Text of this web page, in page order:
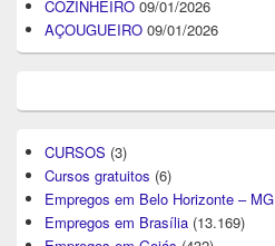
COZINHEIRO 09/01/2026
AÇOUGUEIRO 09/01/2026
CURSOS (3)
Cursos gratuitos (6)
Empregos em Belo Horizonte – MG
Empregos em Brasília (13.169)